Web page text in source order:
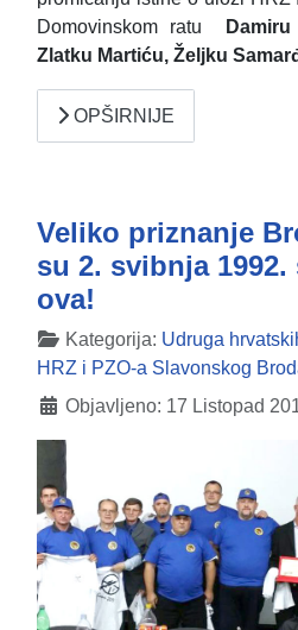
Domovinskom ratu
Zlatku Martiću, Željku
OPŠIRNIJE
Veliko priznanje
su 2. svibnja
ova!
DetaljiKategorija: Udruga
HRZ i PZO-a Slavonskog
Objavljeno: 17 Listopad